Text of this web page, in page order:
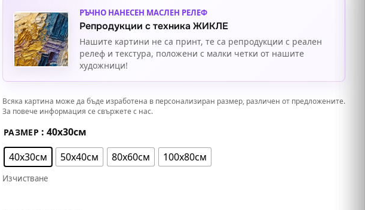
РЪЧНО НАНЕСЕН МАСЛЕН РЕЛЕФ
Репродукции с техника ЖИКЛЕ
Нашите картини не са принт, те са репродукции с реален
релеф и текстура, положени с малки четки от нашите
художници!
Всяка картина може да бъде изработена в персонализиран размер, различен от предложените.
За повече информация се свържете с нас.
РАЗМЕР : 40х30см
40х30см
50х40см 80х60см 100х80см
Изчистване